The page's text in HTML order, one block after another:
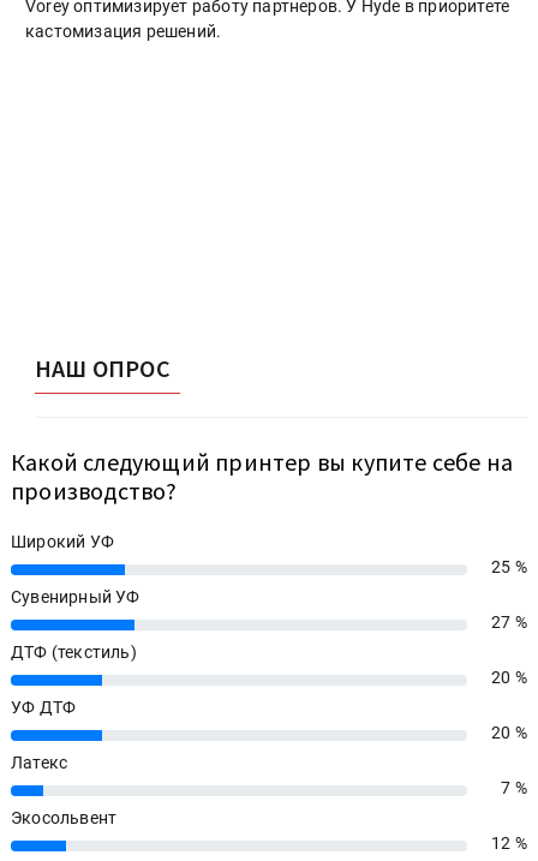
Vorey оптимизирует работу партнеров. У Hyde в приоритете
кастомизация решений.
НАШ ОПРОС
Какой следующий принтер вы купите себе на
производство?
Широкий УФ
25%
25 %
Сувенирный УФ
27%
27 %
ДТФ (текстиль)
20%
20 %
УФ ДТФ
20%
20 %
Латекс
7%
7 %
Экосольвент
12%
12 %